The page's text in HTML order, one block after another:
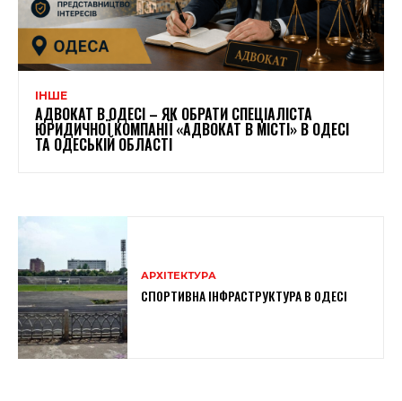
ІНШЕ
АДВОКАТ В ОДЕСІ – ЯК ОБРАТИ СПЕЦІАЛІСТА
ЮРИДИЧНОЇ КОМПАНІЇ «АДВОКАТ В МІСТІ» В ОДЕСІ
ТА ОДЕСЬКІЙ ОБЛАСТІ
АРХІТЕКТУРА
СПОРТИВНА ІНФРАСТРУКТУРА В ОДЕСІ